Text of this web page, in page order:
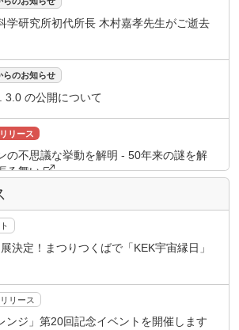
学研究所初代所長 木村嘉孝先生がご逝去
らのお知らせ
3.0 の公開について
リース
の不思議な挙動を解明 - 50年来の謎を解
る舞い
６オープンシンポジウムの開催について
ァクトリー計画推進委員会の開催につい
定！まつりつくばで「KEK宇宙縁日」
リース
ンジ」第20回記念イベントを開催します